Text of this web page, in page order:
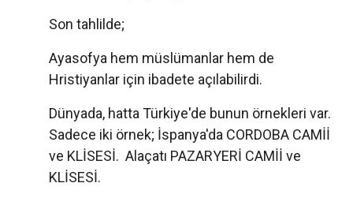
Son tahlilde;
Ayasofya hem müslümanlar hem de
Hristiyanlar için ibadete açılabilirdi.
Dünyada, hatta Türkiye'de bunun örnekleri var.
Sadece iki örnek; İspanya'da CORDOBA CAMİİ
ve KLİSESİ. Alaçatı PAZARYERİ CAMİİ ve
KLİSESİ.